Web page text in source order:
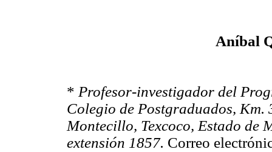
Aníbal
* Profesor-investigador del
Colegio de Postgraduados, Km.
Montecillo, Texcoco, Estado de
extensión 1857. Correo